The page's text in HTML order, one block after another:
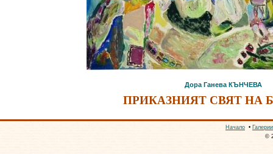
Дора Ганева КЪНЧЕВА
ПРИКАЗНИЯТ СВЯТ НА
Начало • Галерии
©